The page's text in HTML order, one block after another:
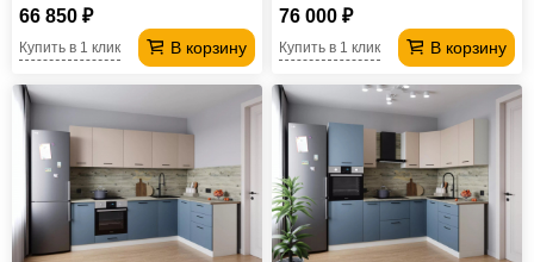
66 850 ₽
В корзину
Купить в 1 клик
76 000 ₽
В корзину
Купить в 1 клик